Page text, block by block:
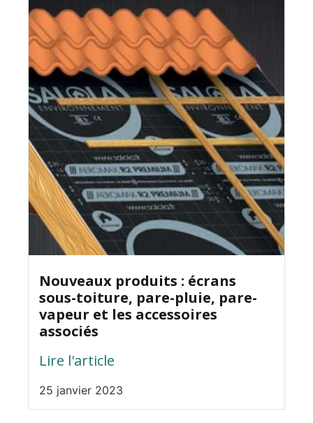
Nouveaux produits : écrans
sous-toiture, pare-pluie, pare-
vapeur et les accessoires
associés
Lire l'article
25 janvier 2023